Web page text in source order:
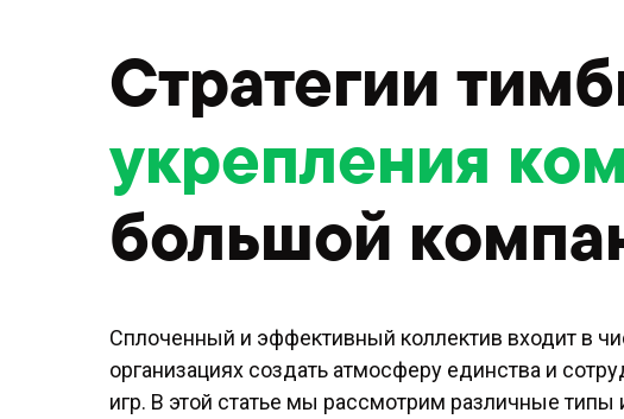
Стратегии
укрепления
большой
Сплоченный и эффективный коллектив входит в
организациях создать атмосферу единства и
игр. В этой статье мы рассмотрим различные